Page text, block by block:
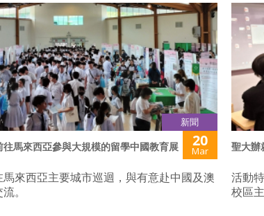
新聞
馬來西亞參與大規模的留學中國教育展 20
Mar
來西亞主要城市巡迴，與有意赴中國及澳
。
聖大辦
活動
校區